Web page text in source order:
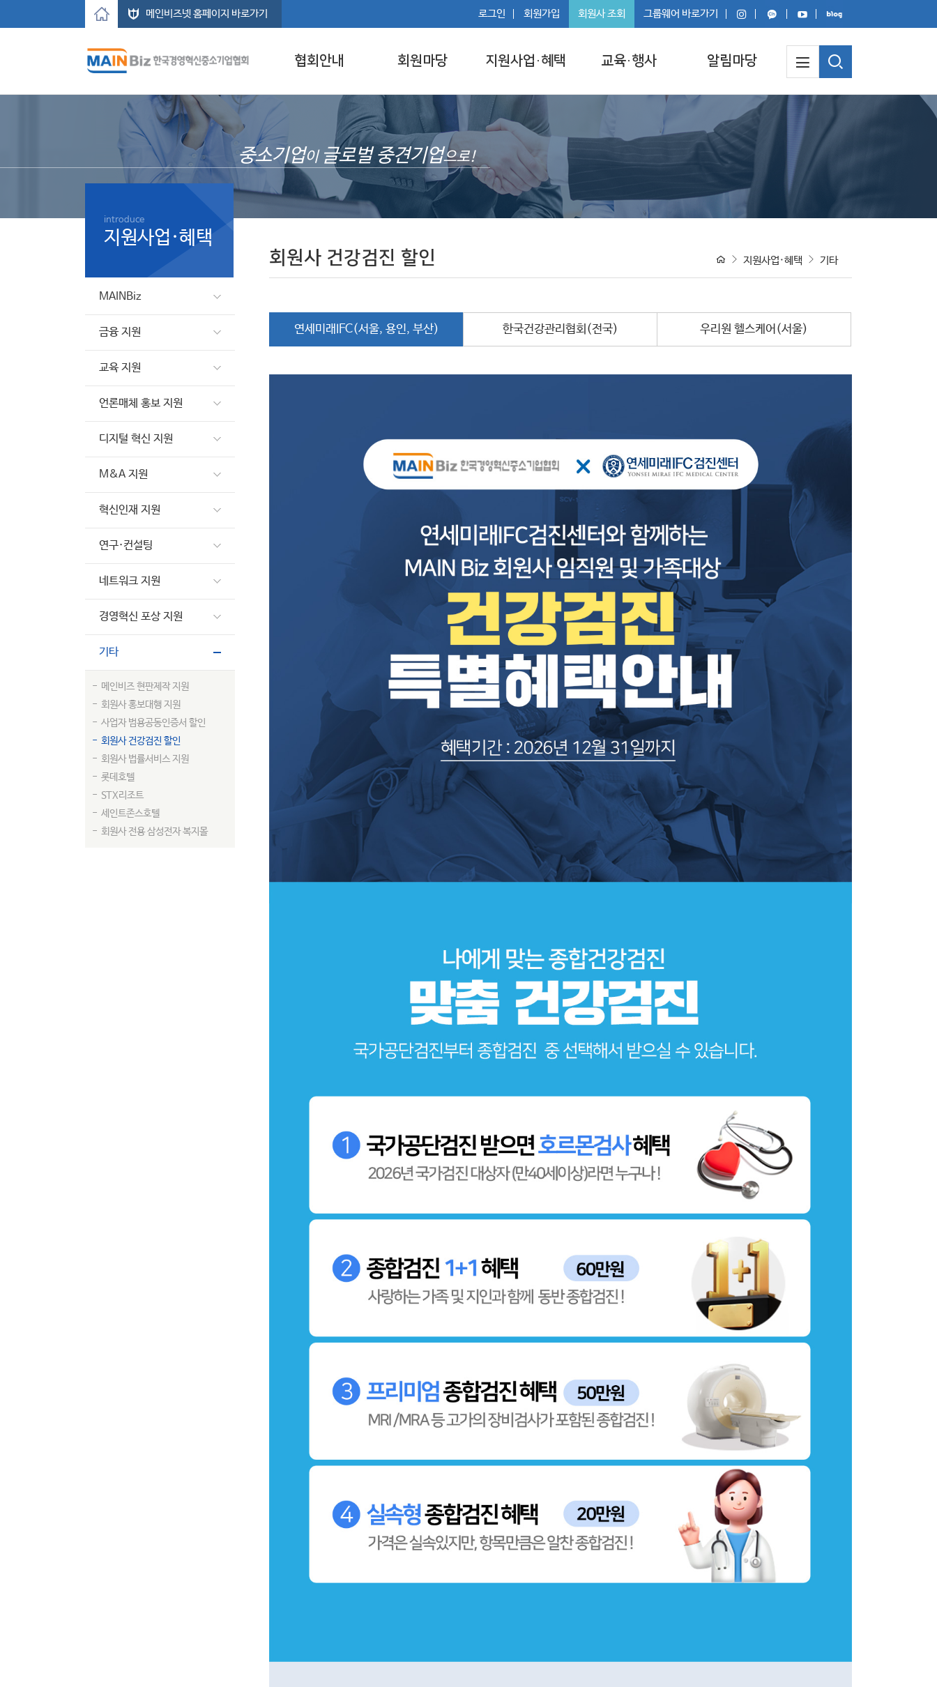
협회안내 회원마당 지원사업·혜택 교육·행사 알림마당
메인비즈넷 홈페이지 바로가기 로그인 회원가입 회원사 조회 그룹웨어 바로가기
중소기업이 글로벌 중견기업으로!
introduce
지원사업·혜택
MAINBiz
금융 지원
교육 지원
언론매체 홍보 지원
디지털 혁신 지원
M&A 지원
혁신인재 지원
연구·컨설팅
네트워크 지원
경영혁신 포상 지원
기타
메인비즈 현판제작 지원
회원사 홍보대행 지원
사업자 범용공동인증서 할인
회원사 건강검진 할인
회원사 법률서비스 지원
롯데호텔
STX리조트
세인트존스호텔
회원사 전용 삼성전자 복지몰
회원사 건강검진 할인 지원사업·혜택 기타
연세미래IFC(서울, 용인, 부산) 한국건강관리협회(전국) 우리원 헬스케어(서울)